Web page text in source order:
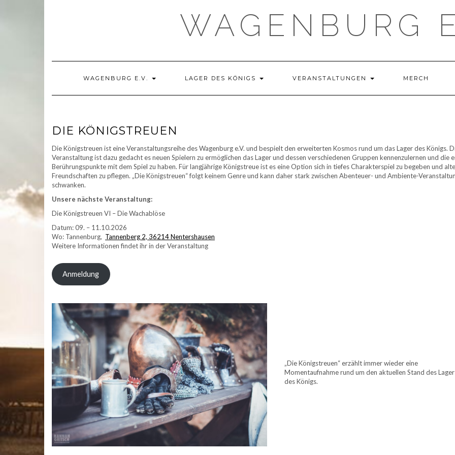
WAGENBURG
WAGENBURG E.V. LAGER DES KÖNIGS VERANSTALTUNGEN MERCH
DIE KÖNIGSTREUEN
Die Königstreuen ist eine Veranstaltungsreihe des Wagenburg e.V. und bespielt den erweiterten Kosmos rund um das Lager des Königs.
Veranstaltung ist dazu gedacht es neuen Spielern zu ermöglichen das Lager und dessen verschiedenen Gruppen kennenzulernen und die
Berührungspunkte mit dem Spiel zu haben. Für langjährige Königstreue ist es eine Option sich in tiefes Charakterspiel zu begeben und alte
Freundschaften zu pflegen. „Die Königstreuen“ folgt keinem Genre und kann daher stark zwischen Abenteuer- und Ambiente-
schwanken.
Unsere nächste Veranstaltung:
Die Königstreuen VI – Die Wachablöse
Datum: 09. – 11.10.2026
Wo: Tannenburg, Tannenberg 2, 36214 Nentershausen
Weitere Informationen findet ihr in der Veranstaltung
Anmeldung
„Die Königstreuen“ erzählt immer wieder eine
Momentaufnahme rund um den aktuellen Stand des
des Königs.